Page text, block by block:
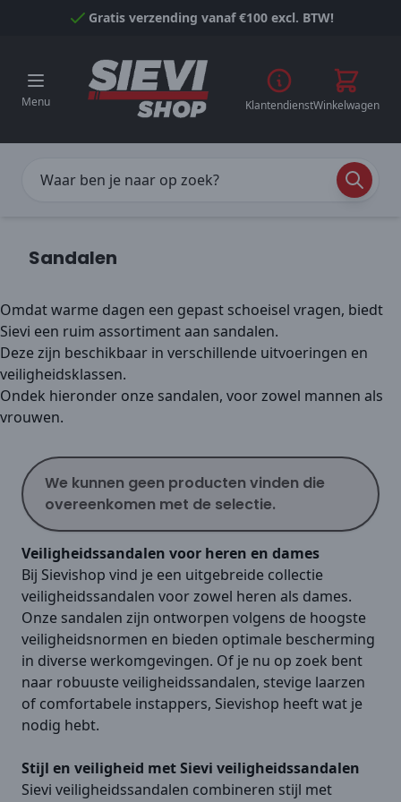
Naar inhoud gaanGratis verzending vanaf €100 excl. BTW!
Menu KlantendienstWinkelwagen
Sandalen
Omdat warme dagen een gepast schoeisel vragen, biedt
Sievi een ruim assortiment aan sandalen.
Deze zijn beschikbaar in verschillende uitvoeringen en
veiligheidsklassen.
Ondek hieronder onze sandalen, voor zowel mannen als
vrouwen.
We kunnen geen producten vinden die
overeenkomen met de selectie.
Veiligheidssandalen voor heren en dames
Bij Sievishop vind je een uitgebreide collectie
veiligheidssandalen voor zowel heren als dames.
Onze sandalen zijn ontworpen volgens de hoogste
veiligheidsnormen en bieden optimale bescherming
in diverse werkomgevingen. Of je nu op zoek bent
naar robuuste veiligheidssandalen, stevige laarzen
of comfortabele instappers, Sievishop heeft wat je
nodig hebt.
Stijl en veiligheid met Sievi veiligheidssandalen
Sievi veiligheidssandalen combineren stijl met